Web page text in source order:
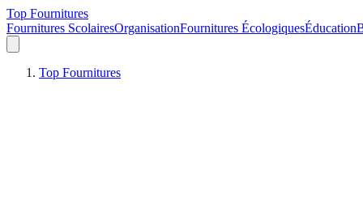
Top Fournitures
Fournitures ScolairesOrganisationFournitures ÉcologiquesÉducation
Top Fournitures